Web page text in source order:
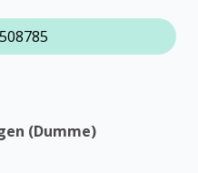
(Dumme)